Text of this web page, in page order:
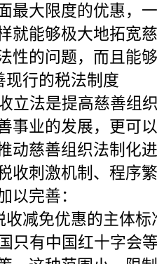
最大限度的优惠，
就能够极大地拓宽
性的问题，而且能
行的税法制度
立法是提高慈善组
事业的发展，更可
动慈善组织法制化
收刺激机制、程序
以完善：
减免优惠的主体标
只有中国红十字会